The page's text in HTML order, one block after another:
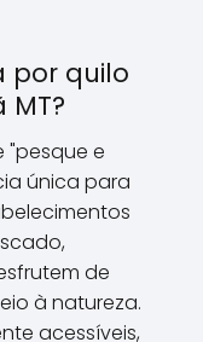
por quilo
"pesque e
única para
de
à natureza.
acessíveis,